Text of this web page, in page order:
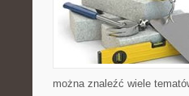
można znaleźć wiele